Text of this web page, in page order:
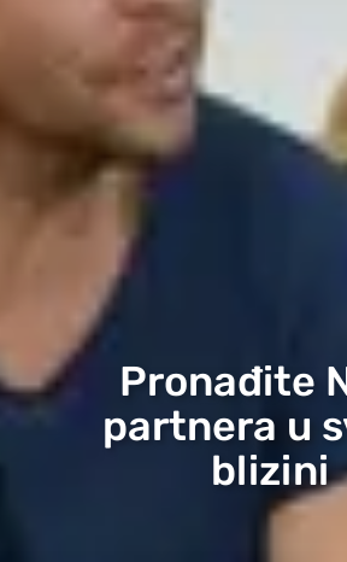
Pronađite
partnera u
blizini